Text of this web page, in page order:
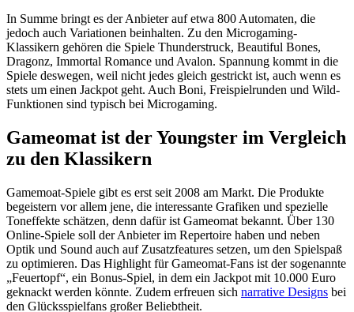
In Summe bringt es der Anbieter auf etwa 800 Automaten, die
jedoch auch Variationen beinhalten. Zu den Microgaming-
Klassikern gehören die Spiele Thunderstruck, Beautiful Bones,
Dragonz, Immortal Romance und Avalon. Spannung kommt in die
Spiele deswegen, weil nicht jedes gleich gestrickt ist, auch wenn es
stets um einen Jackpot geht. Auch Boni, Freispielrunden und Wild-
Funktionen sind typisch bei Microgaming.
Gameomat ist der Youngster im Vergleich
zu den Klassikern
Gamemoat-Spiele gibt es erst seit 2008 am Markt. Die Produkte
begeistern vor allem jene, die interessante Grafiken und spezielle
Toneffekte schätzen, denn dafür ist Gameomat bekannt. Über 130
Online-Spiele soll der Anbieter im Repertoire haben und neben
Optik und Sound auch auf Zusatzfeatures setzen, um den Spielspaß
zu optimieren. Das Highlight für Gameomat-Fans ist der sogenannte
„Feuertopf“, ein Bonus-Spiel, in dem ein Jackpot mit 10.000 Euro
geknackt werden könnte. Zudem erfreuen sich narrative Designs bei
den Glücksspielfans großer Beliebtheit.